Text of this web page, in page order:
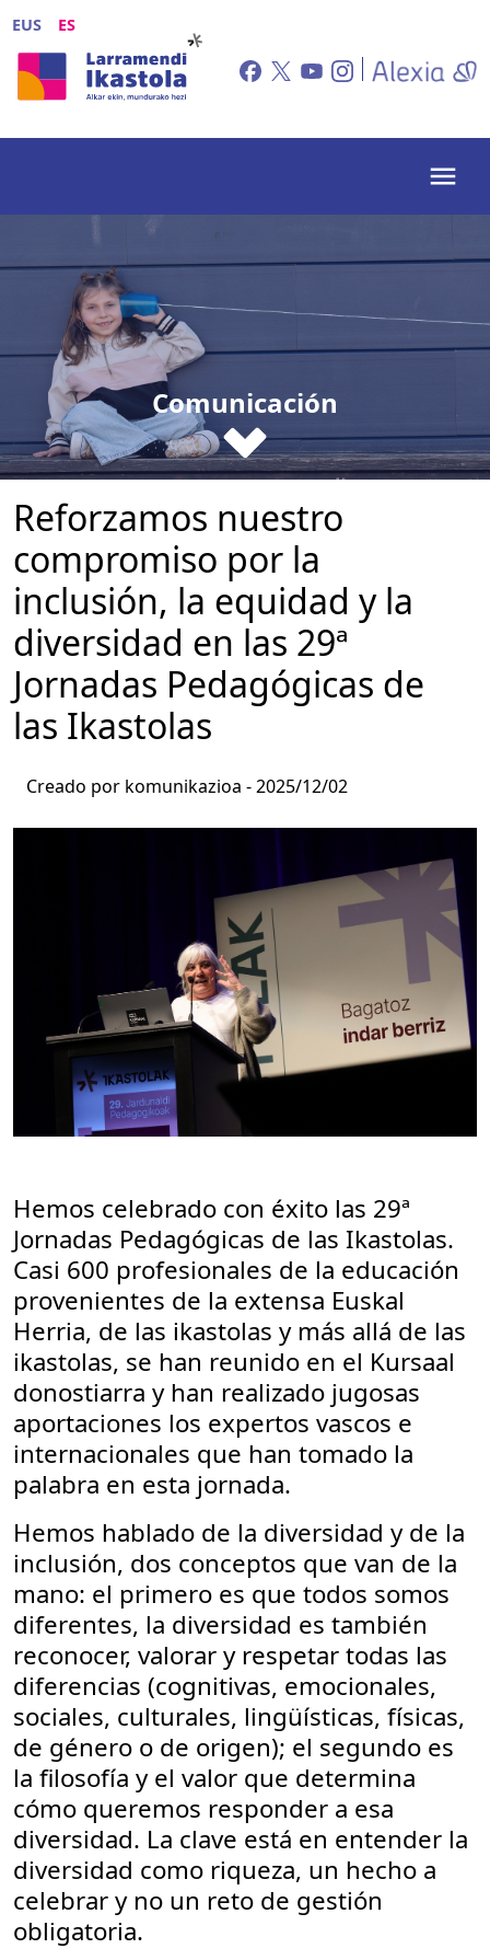
EUS ES
Comunicación
Reforzamos nuestro
compromiso por la
inclusión, la equidad y la
diversidad en las 29ª
Jornadas Pedagógicas de
las Ikastolas
Creado por komunikazioa -2025/12/02
Hemos celebrado con éxito las 29ª
Jornadas Pedagógicas de las Ikastolas.
Casi 600 profesionales de la educación
provenientes de la extensa Euskal
Herria, de las ikastolas y más allá de las
ikastolas, se han reunido en el Kursaal
donostiarra y han realizado jugosas
aportaciones los expertos vascos e
internacionales que han tomado la
palabra en esta jornada.
Hemos hablado de la diversidad y de la
inclusión, dos conceptos que van de la
mano: el primero es que todos somos
diferentes, la diversidad es también
reconocer, valorar y respetar todas las
diferencias (cognitivas, emocionales,
sociales, culturales, lingüísticas, físicas,
de género o de origen); el segundo es
la filosofía y el valor que determina
cómo queremos responder a esa
diversidad. La clave está en entender la
diversidad como riqueza, un hecho a
celebrar y no un reto de gestión
obligatoria.